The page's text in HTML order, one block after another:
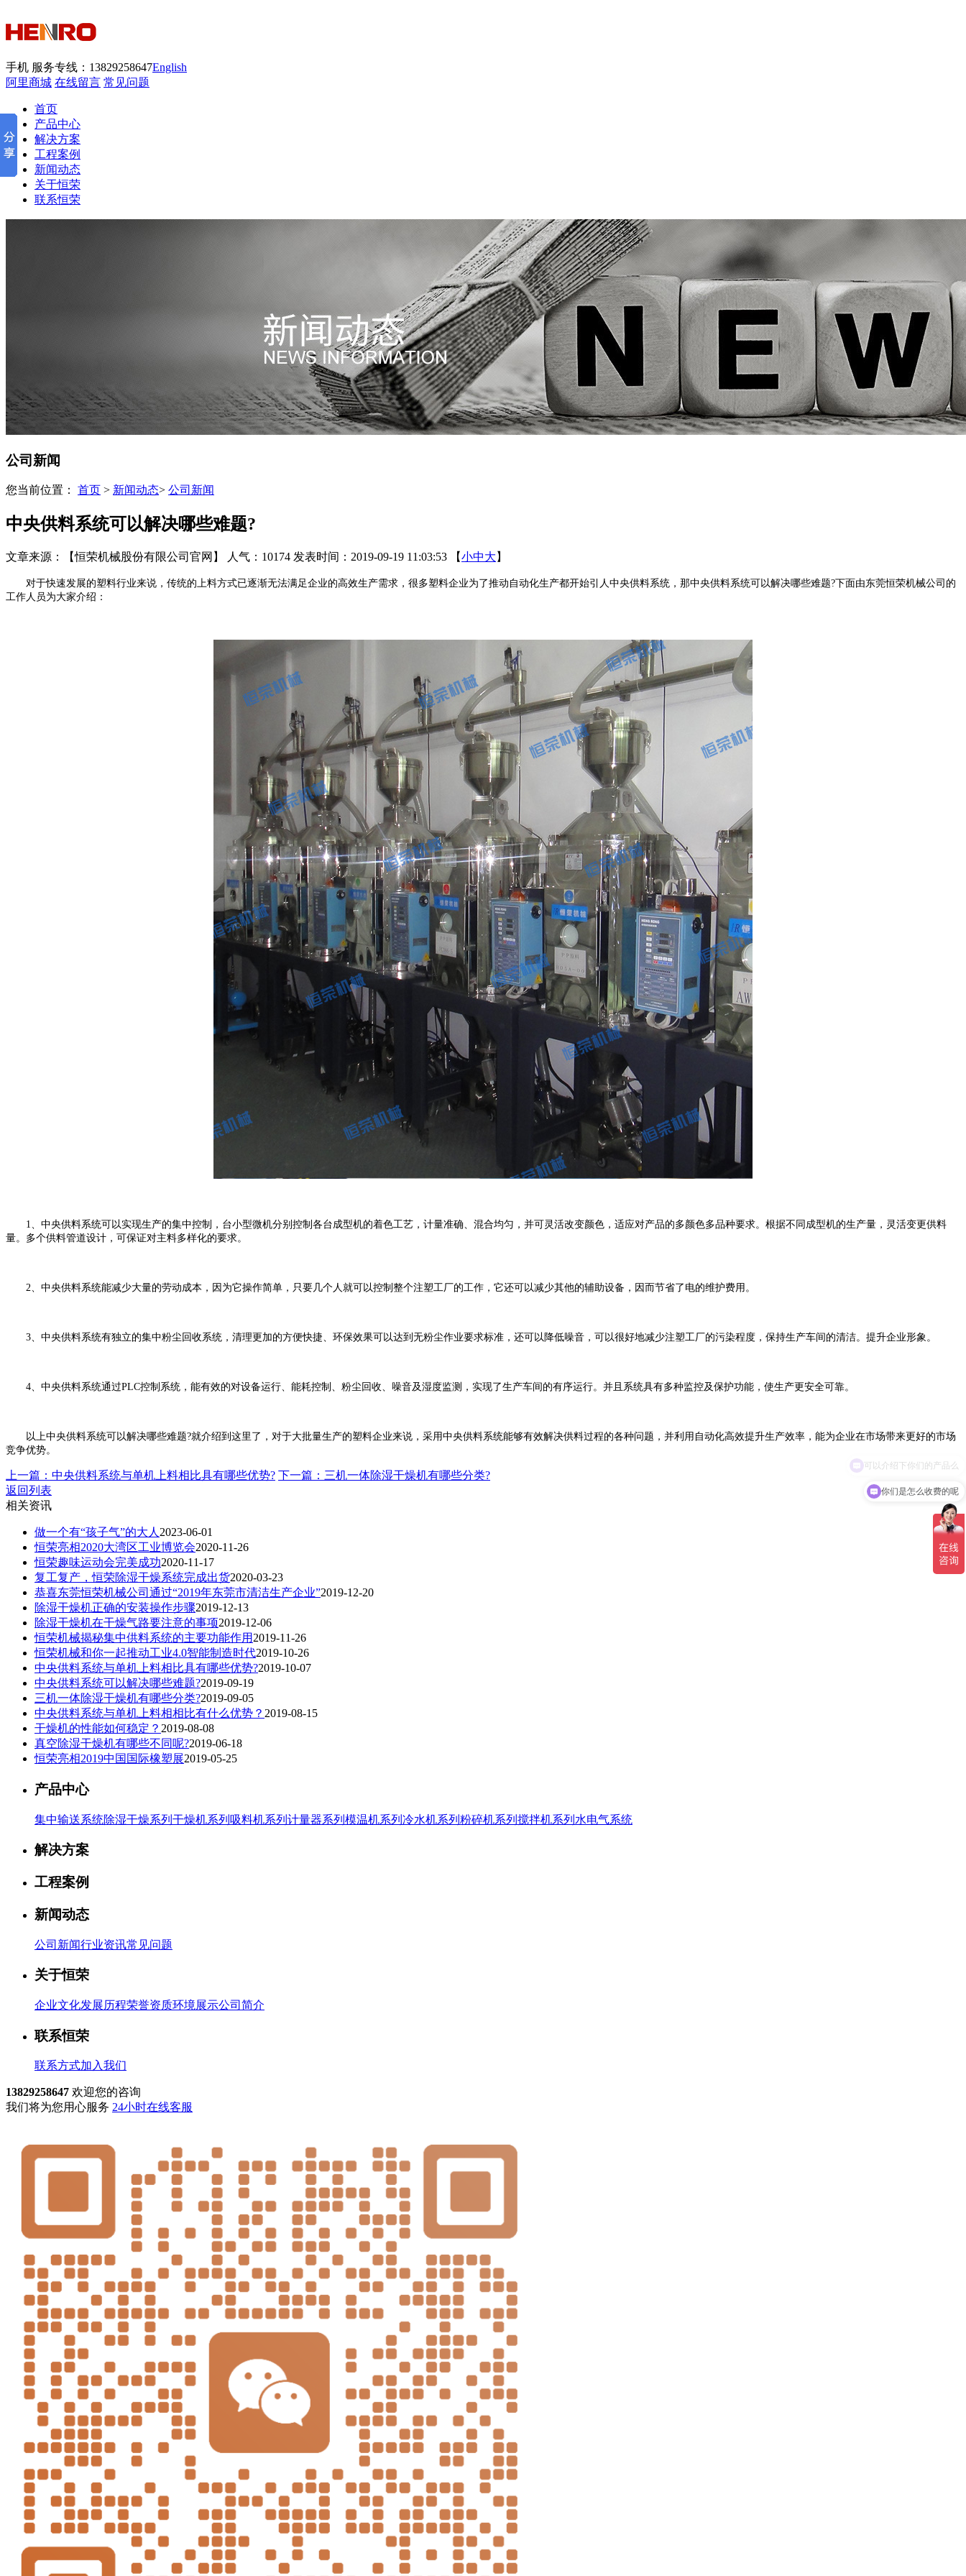
手机 服务专线：13829258647English
阿里商城 在线留言 常见问题
首页
产品中心
解决方案
工程案例
新闻动态
关于恒荣
联系恒荣
公司新闻
您当前位置： 首页 > 新闻动态> 公司新闻
中央供料系统可以解决哪些难题?
文章来源：【恒荣机械股份有限公司官网】 人气：10174 发表时间：2019-09-19 11:03:53 【小中大 】
对于快速发展的塑料行业来说，传统的上料方式已逐渐无法满足企业的高效生产需求，很多塑料企业为了推动自动化生产都开始引人中央供料系统，那中央供料系统可以解决哪些难题?下面由东莞恒荣机械公司的
工作人员为大家介绍：
1、中央供料系统可以实现生产的集中控制，台小型微机分别控制各台成型机的着色工艺，计量准确、混合均匀，并可灵活改变颜色，适应对产品的多颜色多品种要求。根据不同成型机的生产量，灵活变更供料
量。多个供料管道设计，可保证对主料多样化的要求。
2、中央供料系统能减少大量的劳动成本，因为它操作简单，只要几个人就可以控制整个注塑工厂的工作，它还可以减少其他的辅助设备，因而节省了电的维护费用。
3、中央供料系统有独立的集中粉尘回收系统，清理更加的方便快捷、环保效果可以达到无粉尘作业要求标准，还可以降低噪音，可以很好地减少注塑工厂的污染程度，保持生产车间的清洁。提升企业形象。
4、中央供料系统通过PLC控制系统，能有效的对设备运行、能耗控制、粉尘回收、噪音及湿度监测，实现了生产车间的有序运行。并且系统具有多种监控及保护功能，使生产更安全可靠。
以上中央供料系统可以解决哪些难题?就介绍到这里了，对于大批量生产的塑料企业来说，采用中央供料系统能够有效解决供料过程的各种问题，并利用自动化高效提升生产效率，能为企业在市场带来更好的市场
竞争优势。
上一篇：中央供料系统与单机上料相比具有哪些优势? 下一篇：三机一体除湿干燥机有哪些分类?
返回列表
相关资讯
做一个有“孩子气”的大人 2023-06-01
恒荣亮相2020大湾区工业博览会2020-11-26
恒荣趣味运动会完美成功2020-11-17
复工复产，恒荣除湿干燥系统完成出货2020-03-23
恭喜东莞恒荣机械公司通过“2019年东莞市清洁生产企业”2019-12-20
除湿干燥机正确的安装操作步骤2019-12-13
除湿干燥机在干燥气路要注意的事项2019-12-06
恒荣机械揭秘集中供料系统的主要功能作用 2019-11-26
恒荣机械和你一起推动工业4.0智能制造时代2019-10-26
中央供料系统与单机上料相比具有哪些优势?2019-10-07
中央供料系统可以解决哪些难题?2019-09-19
三机一体除湿干燥机有哪些分类?2019-09-05
中央供料系统与单机上料相相比有什么优势？ 2019-08-15
干燥机的性能如何稳定？ 2019-08-08
真空除湿干燥机有哪些不同呢?2019-06-18
恒荣亮相2019中国国际橡塑展2019-05-25
产品中心
集中输送系统除湿干燥系列 干燥机系列 吸料机系列 计量器系列 模温机系列 冷水机系列 粉碎机系列 搅拌机系列 水电气系统
解决方案
工程案例
新闻动态
公司新闻行业资讯常见问题
关于恒荣
企业文化发展历程荣誉资质环境展示公司简介
联系恒荣
联系方式加入我们
13829258647 欢迎您的咨询
我们将为您用心服务 24小时在线客服
你们是怎么收费的呢